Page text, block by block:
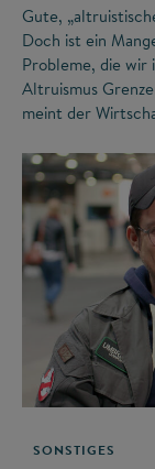
Gute,
Doch ist ein
Probleme, die wir
Altruismus
meint der
SONSTIGES